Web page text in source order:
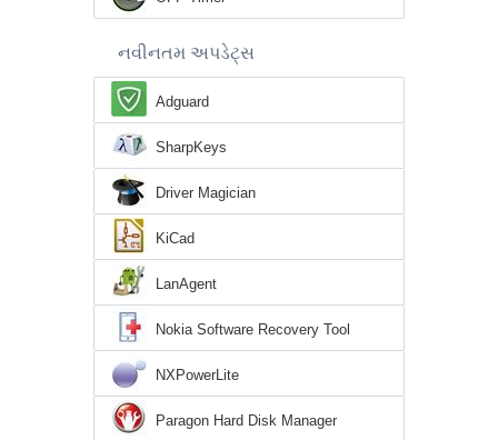
નવીનતમ અપડેટ્સ
Adguard
SharpKeys
Driver Magician
KiCad
LanAgent
Nokia Software Recovery Tool
NXPowerLite
Paragon Hard Disk Manager